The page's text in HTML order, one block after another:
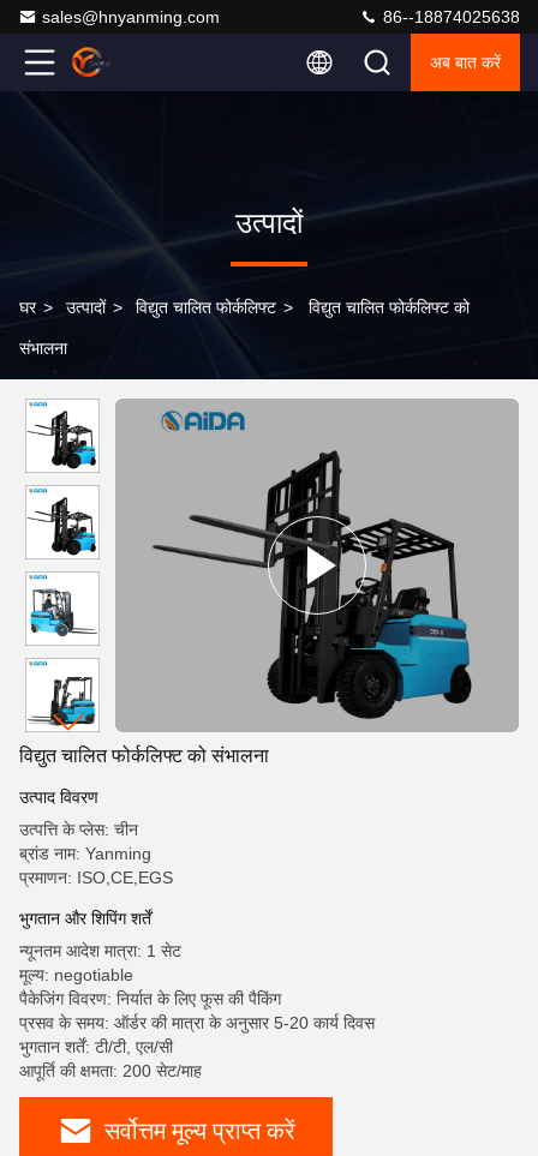
sales@hnyanming.com 86--18874025638
अब बात करें
उत्पादों
घर > उत्पादों > विद्युत चालित फोर्कलिफ्ट > विद्युत चालित फोर्कलिफ्ट को
संभालना
विद्युत चालित फोर्कलिफ्ट को संभालना
उत्पाद विवरण
उत्पत्ति के प्लेस: चीन
ब्रांड नाम: Yanming
प्रमाणन: ISO,CE,EGS
भुगतान और शिपिंग शर्तें
न्यूनतम आदेश मात्रा: 1 सेट
मूल्य: negotiable
पैकेजिंग विवरण: निर्यात के लिए फूस की पैकिंग
प्रसव के समय: ऑर्डर की मात्रा के अनुसार 5-20 कार्य दिवस
भुगतान शर्तें: टी/टी, एल/सी
आपूर्ति की क्षमता: 200 सेट/माह
सर्वोत्तम मूल्य प्राप्त करें